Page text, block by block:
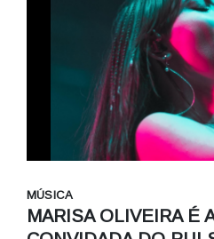
MÚSICA
MARISA OLIVEIRA É